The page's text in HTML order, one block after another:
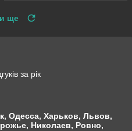
ще
за рік
Одесса, Харьков, Львов,
Николаев, Ровно,